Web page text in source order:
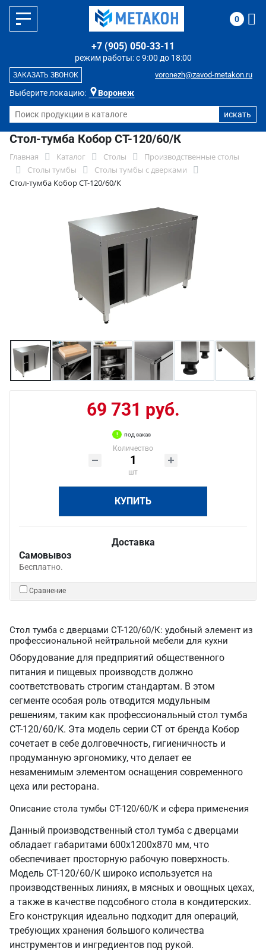
Выберите локацию: Воронеж
режим работы: с 9:00 до 18:00
+7 (905) 050-33-11
voronezh@zavod-metakon.ru
ЗАКАЗАТЬ ЗВОНОК
0
Стол-тумба Кобор СТ-120/60/К
Главная Каталог Столы
Производственные столы
Столы тумбы
Столы тумбы с дверками
Стол-тумба Кобор СТ-120/60/К
69 731 руб.
под заказ
Количество
шт
КУПИТЬ
Доставка
Самовывоз
Бесплатно.
Сравнение
Стол тумба с дверцами СТ-120/60/К: удобный элемент из
профессиональной нейтральной мебели для кухни
Оборудование для предприятий общественного
питания и пищевых производств должно
соответствовать строгим стандартам. В этом
сегменте особая роль отводится модульным
решениям, таким как профессиональный стол тумба
СТ-120/60/К. Эта модель серии СТ от бренда Кобор
сочетает в себе долговечность, гигиеничность и
продуманную эргономику, что делает ее
незаменимым элементом оснащения современного
цеха или ресторана.
Описание стола тумбы СТ-120/60/К и сфера применения
Данный производственный стол тумба с дверцами
обладает габаритами 600х1200х870 мм, что
обеспечивает просторную рабочую поверхность.
Модель СТ-120/60/К широко используется на
производственных линиях, в мясных и овощных цехах,
а также в качестве подсобного стола в кондитерских.
Его конструкция идеально подходит для операций,
требующих хранения большого количества
инструментов и ингредиентов под рукой.